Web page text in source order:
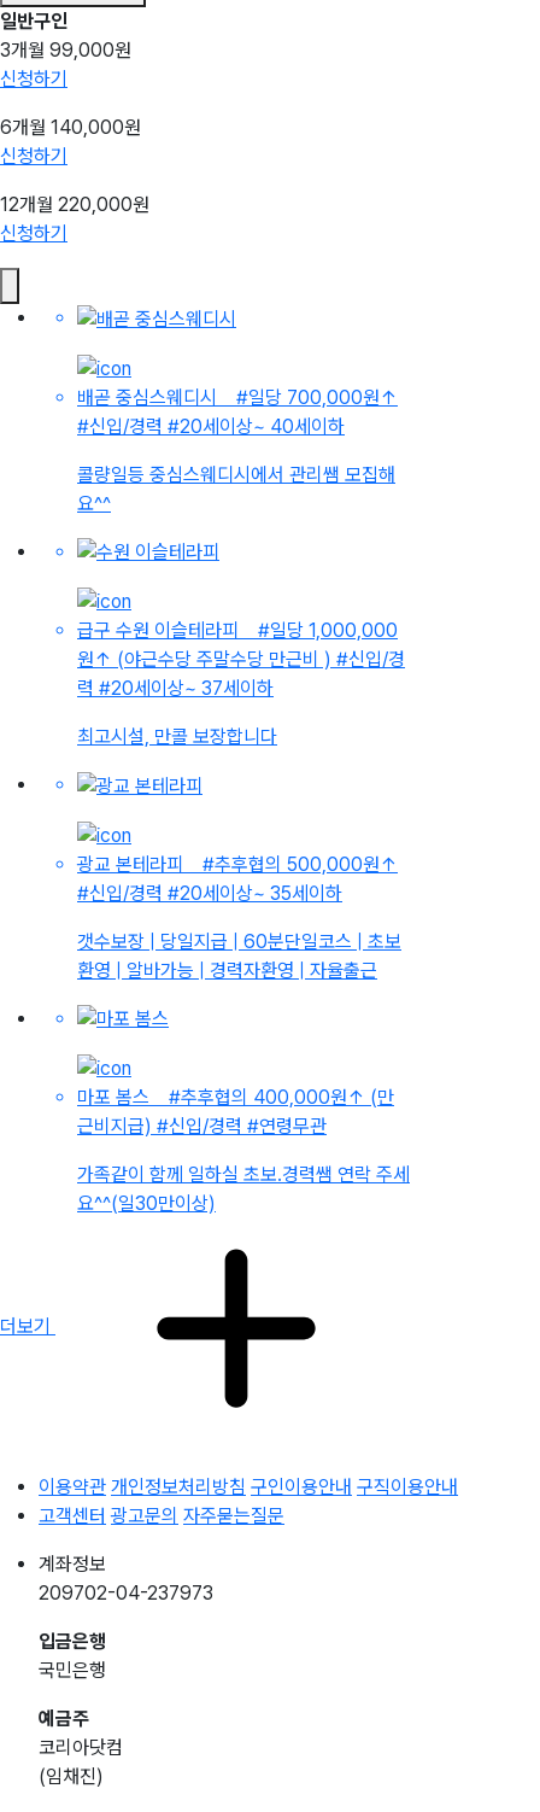
일반구인
3개월 99,000원
신청하기
6개월 140,000원
신청하기
12개월 220,000원
신청하기
배곧 중심스웨디시 #일당 700,000원↑
#신입/경력 #20세이상~ 40세이하
콜량일등 중심스웨디시에서 관리쌤 모집해
요^^
급구 수원 이슬테라피
#일당 1,000,000
원↑ (야근수당 주말수당 만근비 ) #신입/경
력 #20세이상~ 37세이하
최고시설, 만콜 보장합니다
광교 본테라피 #추후협의 500,000원↑
#신입/경력 #20세이상~ 35세이하
갯수보장 | 당일지급 | 60분단일코스 | 초보
환영 | 알바가능 | 경력자환영 | 자율출근
마포 봄스 #추후협의 400,000원↑ (만
근비지급) #신입/경력 #연령무관
가족같이 함께 일하실 초보.경력쌤 연락 주세
요^^(일30만이상)
더보기
이용약관 개인정보처리방침 구인이용안내 구직이용안내
고객센터 광고문의 자주묻는질문
계좌정보
209702-04-237973
입금은행
국민은행
예금주
코리아닷컴
(임채진)